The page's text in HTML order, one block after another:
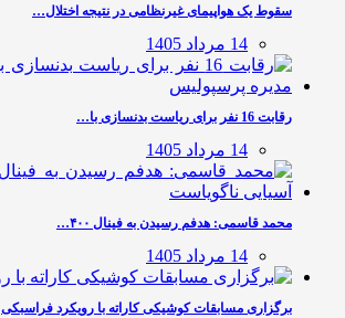
سقوط یک هواپیمای غیرنظامی در نتیجه اختلال…
14 مرداد 1405
رقابت 16 نفر برای ریاست بدنسازی با…
14 مرداد 1405
محمد قاسمی: هدفم رسیدن به فینال ۴۰۰…
14 مرداد 1405
برگزاری مسابقات کوشیکی کاراته با رویکرد فراسبکی